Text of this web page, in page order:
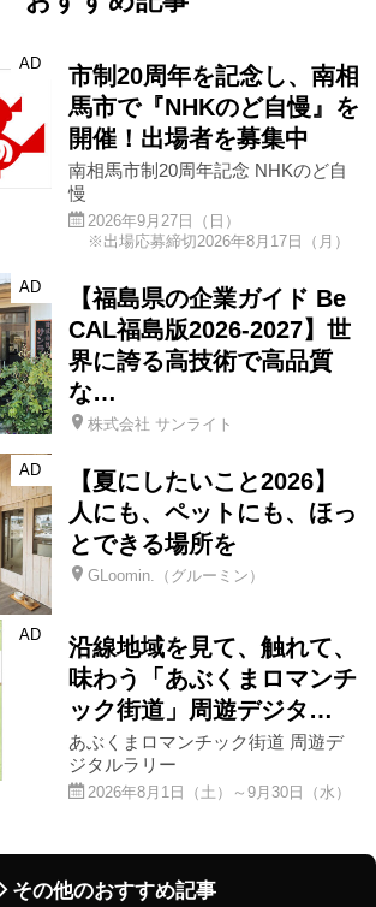
AD
市制20周年を記念し、南相
馬市で『NHKのど自慢』を
開催！出場者を募集中
南相馬市制20周年記念 NHKのど自
慢
2026年9月27日（日）
※出場応募締切2026年8月17日（月）
AD
【福島県の企業ガイド Be
CAL福島版2026-2027】世
界に誇る高技術で高品質
な…
株式会社 サンライト
AD
【夏にしたいこと2026】
人にも、ペットにも、ほっ
とできる場所を
GLoomin.（グルーミン）
AD
沿線地域を見て、触れて、
味わう「あぶくまロマンチ
ック街道」周遊デジタ…
あぶくまロマンチック街道 周遊デ
ジタルラリー
2026年8月1日（土）～9月30日（水）
その他のおすすめ記事